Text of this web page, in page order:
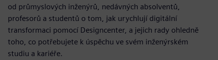
od průmyslových inženýrů, nedávných absolventů,
profesorů a studentů o tom, jak urychlují digitální
transformaci pomocí Designcenter, a jejich rady ohledně
toho, co potřebujete k úspěchu ve svém inženýrském
studiu a kariéře.